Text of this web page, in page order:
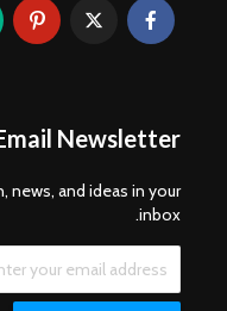
Newsletter
news, and ideas in your
inbox.